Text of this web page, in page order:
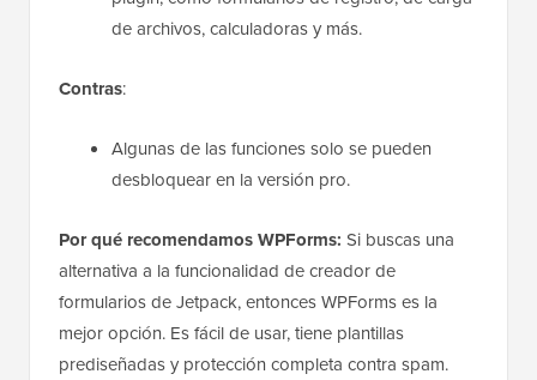
de archivos, calculadoras y más.
Contras:
Algunas de las funciones solo se pueden
desbloquear en la versión pro.
Por qué recomendamos WPForms: Si buscas una
alternativa a la funcionalidad de creador de
formularios de Jetpack, entonces WPForms es la
mejor opción. Es fácil de usar, tiene plantillas
prediseñadas y protección completa contra spam.